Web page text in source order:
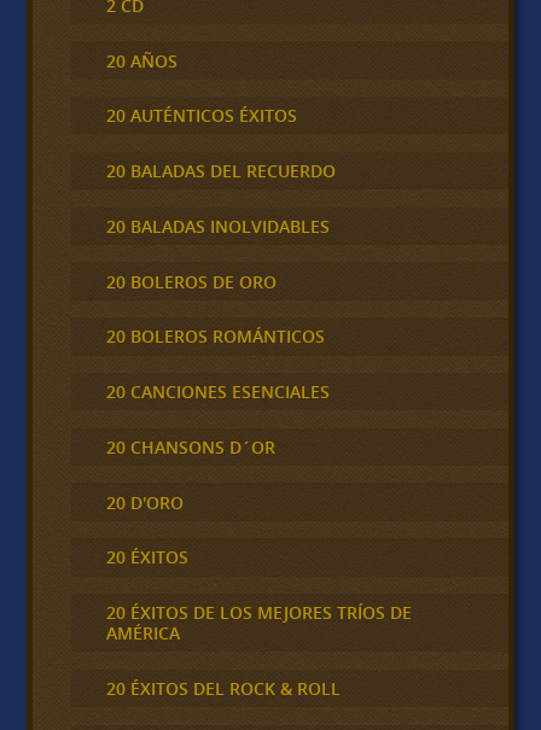
2 CD
20 AÑOS
20 AUTÉNTICOS ÉXITOS
20 BALADAS DEL RECUERDO
20 BALADAS INOLVIDABLES
20 BOLEROS DE ORO
20 BOLEROS ROMÁNTICOS
20 CANCIONES ESENCIALES
20 CHANSONS D´OR
20 D'ORO
20 ÉXITOS
20 ÉXITOS DE LOS MEJORES TRÍOS DE
AMÉRICA
20 ÉXITOS DEL ROCK & ROLL